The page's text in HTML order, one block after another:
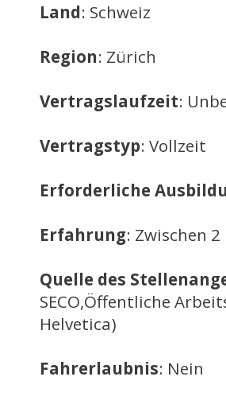
Land: Schweiz
Region: Zürich
Vertragslaufzeit:
Vertragstyp: Vollzeit
Erforderliche
Erfahrung: Zwischen
Quelle des
SECO,Öffentliche
Helvetica)
Fahrerlaubnis: Nein